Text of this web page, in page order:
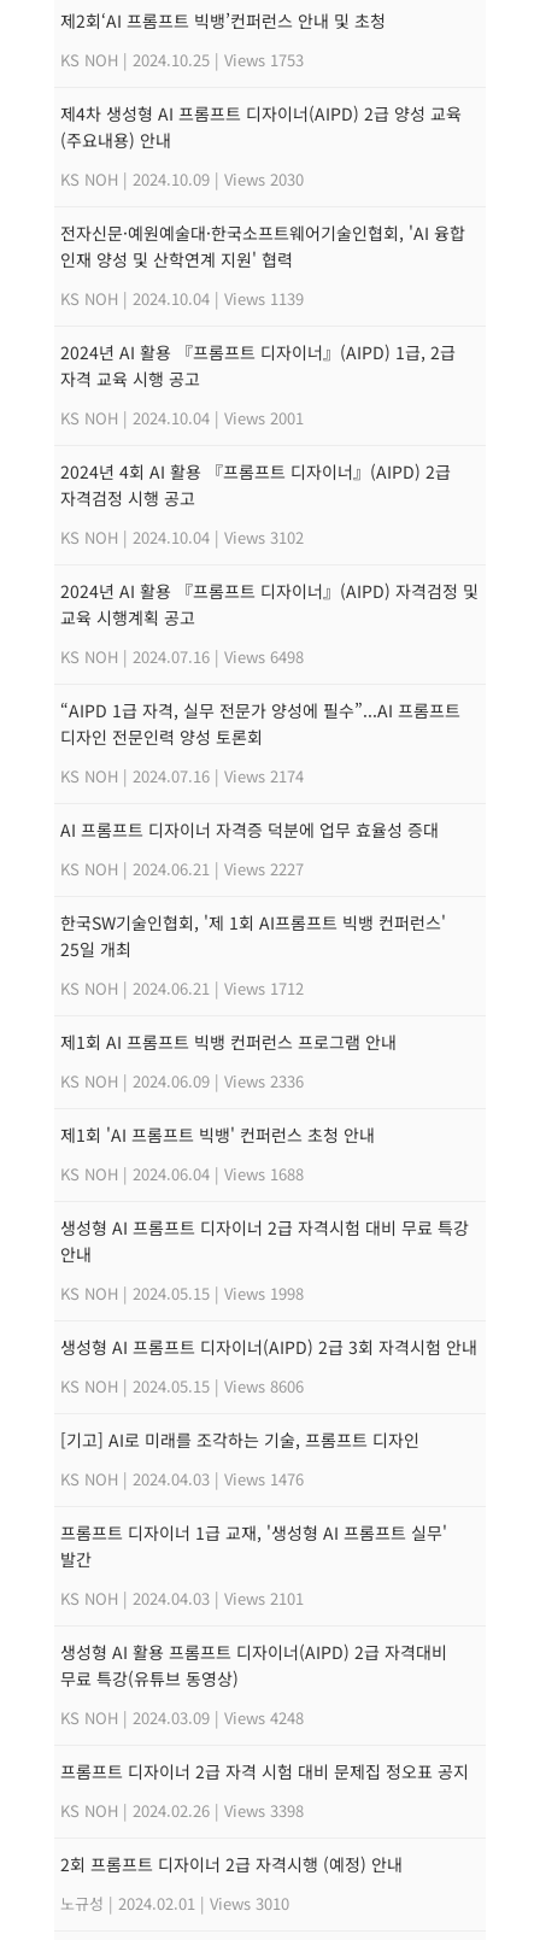
제2회‘AI 프롬프트 빅뱅’컨퍼런스 안내 및 초청
KS NOH | 2024.10.25 | Views 1753
제4차 생성형 AI 프롬프트 디자이너(AIPD) 2급 양성 교육
(주요내용) 안내
KS NOH | 2024.10.09 | Views 2030
전자신문·예원예술대·한국소프트웨어기술인협회, 'AI 융합
인재 양성 및 산학연계 지원' 협력
KS NOH | 2024.10.04 | Views 1139
2024년 AI 활용 『프롬프트 디자이너』(AIPD) 1급, 2급
자격 교육 시행 공고
KS NOH | 2024.10.04 | Views 2001
2024년 4회 AI 활용 『프롬프트 디자이너』(AIPD) 2급
자격검정 시행 공고
KS NOH | 2024.10.04 | Views 3102
2024년 AI 활용 『프롬프트 디자이너』(AIPD) 자격검정 및
교육 시행계획 공고
KS NOH | 2024.07.16 | Views 6498
“AIPD 1급 자격, 실무 전문가 양성에 필수”...AI 프롬프트
디자인 전문인력 양성 토론회
KS NOH | 2024.07.16 | Views 2174
AI 프롬프트 디자이너 자격증 덕분에 업무 효율성 증대
KS NOH | 2024.06.21 | Views 2227
한국SW기술인협회, '제 1회 AI프롬프트 빅뱅 컨퍼런스'
25일 개최
KS NOH | 2024.06.21 | Views 1712
제1회 AI 프롬프트 빅뱅 컨퍼런스 프로그램 안내
KS NOH | 2024.06.09 | Views 2336
제1회 'AI 프롬프트 빅뱅' 컨퍼런스 초청 안내
KS NOH | 2024.06.04 | Views 1688
생성형 AI 프롬프트 디자이너 2급 자격시험 대비 무료 특강
안내
KS NOH | 2024.05.15 | Views 1998
생성형 AI 프롬프트 디자이너(AIPD) 2급 3회 자격시험 안내
KS NOH | 2024.05.15 | Views 8606
[기고] AI로 미래를 조각하는 기술, 프롬프트 디자인
KS NOH | 2024.04.03 | Views 1476
프롬프트 디자이너 1급 교재, '생성형 AI 프롬프트 실무'
발간
KS NOH | 2024.04.03 | Views 2101
생성형 AI 활용 프롬프트 디자이너(AIPD) 2급 자격대비
무료 특강(유튜브 동영상)
KS NOH | 2024.03.09 | Views 4248
프롬프트 디자이너 2급 자격 시험 대비 문제집 정오표 공지
KS NOH | 2024.02.26 | Views 3398
2회 프롬프트 디자이너 2급 자격시행 (예정) 안내
노규성 | 2024.02.01 | Views 3010